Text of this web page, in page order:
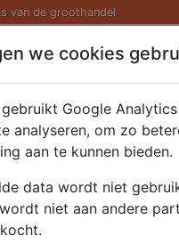
van de groothandel
Saté/ Barbecue
gram
Categorie
we cookies
Google
analyseren, om zo
aan te kunnen bieden.
data wordt niet
niet aan andere